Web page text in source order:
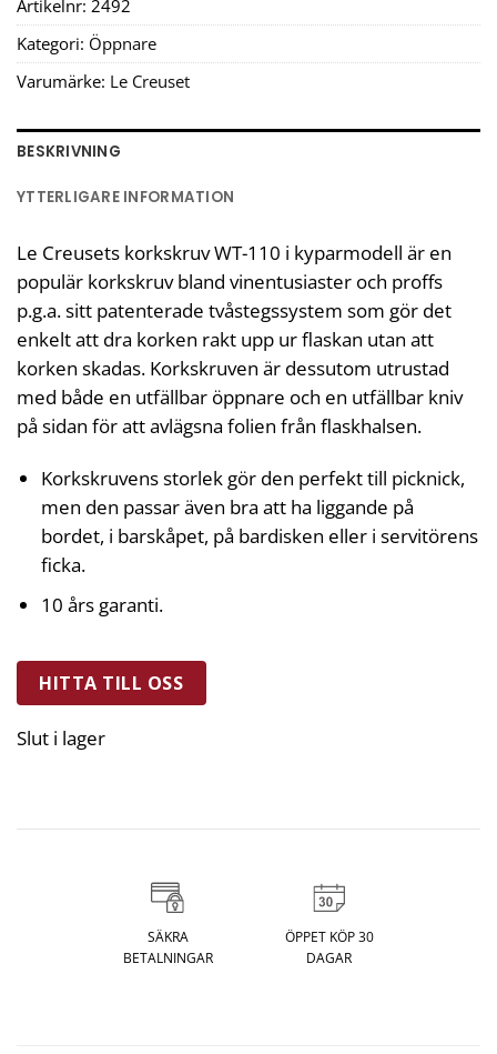
Artikelnr: 2492
Kategori: Öppnare
Varumärke: Le Creuset
BESKRIVNING
YTTERLIGARE INFORMATION
Le Creusets korkskruv WT-110 i kyparmodell är en
populär korkskruv bland vinentusiaster och proffs
p.g.a. sitt patenterade tvåstegssystem som gör det
enkelt att dra korken rakt upp ur flaskan utan att
korken skadas. Korkskruven är dessutom utrustad
med både en utfällbar öppnare och en utfällbar kniv
på sidan för att avlägsna folien från flaskhalsen.
Korkskruvens storlek gör den perfekt till picknick,
men den passar även bra att ha liggande på
bordet, i barskåpet, på bardisken eller i servitörens
ficka.
10 års garanti.
HITTA TILL OSS
Slut i lager
SÄKRA
BETALNINGAR
ÖPPET KÖP 30
DAGAR